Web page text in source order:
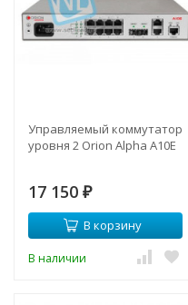
Управляемый коммутатор
уровня 2 Orion Alpha A10E
17 150 ₽
В корзину
В наличии